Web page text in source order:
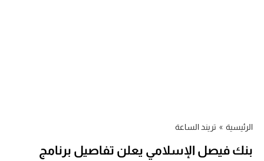
الرئيسية » تريند الساعة
بنك فيصل الإسلامي يعلن تفاصيل برنامج